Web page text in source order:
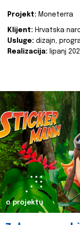
Projekt: Moneterra
Klijent: Hrvatska
Usluge: dizajn,
Realizacija: lipanj
o projektu